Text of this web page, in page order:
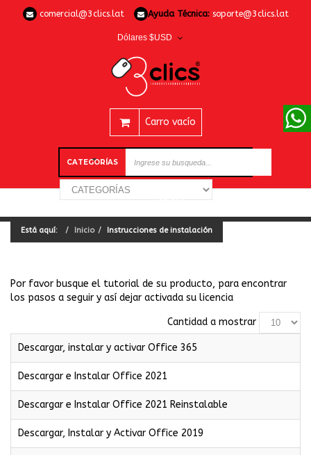
comercial@3clics.lat Ayuda Técnica: soporte@3clics.lat
Dólares $USD
Carro vacío
CATEGORÍAS
Está aquí: Inicio Instrucciones de instalación
Por favor busque el tutorial de su producto, para encontrar
los pasos a seguir y así dejar activada su licencia
Cantidad a mostrar
Descargar, instalar y activar Office 365
Descargar e Instalar Office 2021
Descargar e Instalar Office 2021 Reinstalable
Descargar, Instalar y Activar Office 2019